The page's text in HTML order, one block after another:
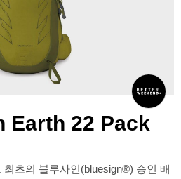
Earth 22 Pack
초의 블루사인(bluesign®) 승인 배